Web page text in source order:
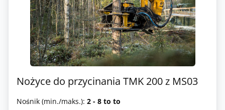
Nożyce do przycinania TMK 200 z MS03
Nośnik (min./maks.): 2 - 8 to to